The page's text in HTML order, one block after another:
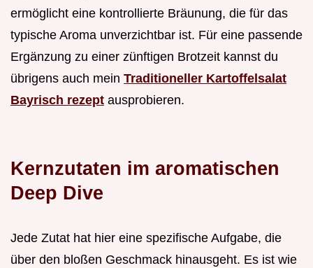
ermöglicht eine kontrollierte Bräunung, die für das
typische Aroma unverzichtbar ist. Für eine passende
Ergänzung zu einer zünftigen Brotzeit kannst du
übrigens auch mein Traditioneller Kartoffelsalat
Bayrisch rezept ausprobieren.
Kernzutaten im aromatischen
Deep Dive
Jede Zutat hat hier eine spezifische Aufgabe, die
über den bloßen Geschmack hinausgeht. Es ist wie